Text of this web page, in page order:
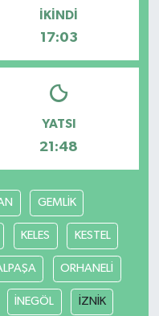
İKINDI
17:03
YATSI
21:48
GEMLİK
KELES KESTEL
ORHANELİ
İNEGÖL İZNİK